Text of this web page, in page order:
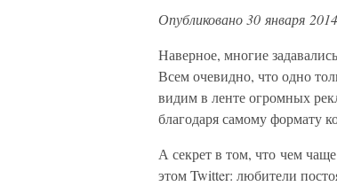
Опубликовано 30 января 2014
Наверное, многие
Всем очевидно, что одно
видим в ленте огромных
благодаря самому формату
А секрет в том, что чем
этом Twitter: любители